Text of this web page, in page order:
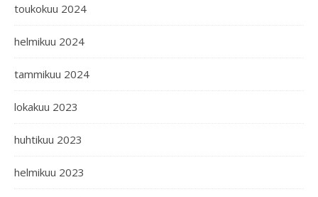
toukokuu 2024
helmikuu 2024
tammikuu 2024
lokakuu 2023
huhtikuu 2023
helmikuu 2023